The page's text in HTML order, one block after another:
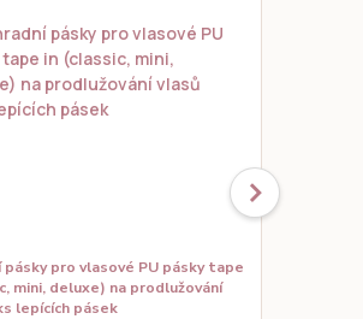
pásky pro vlasové PU pásky tape
mini, deluxe) na prodlužování
lepících pásek